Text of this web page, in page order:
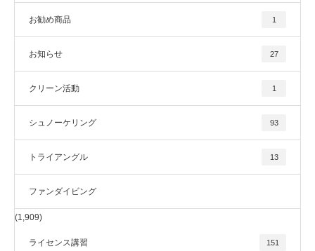
お勧め商品 1
お知らせ 27
クリーン活動 1
シュノーケリング 93
トライアングル 13
ファンダイビング
(1,909)
ライセンス講習 151